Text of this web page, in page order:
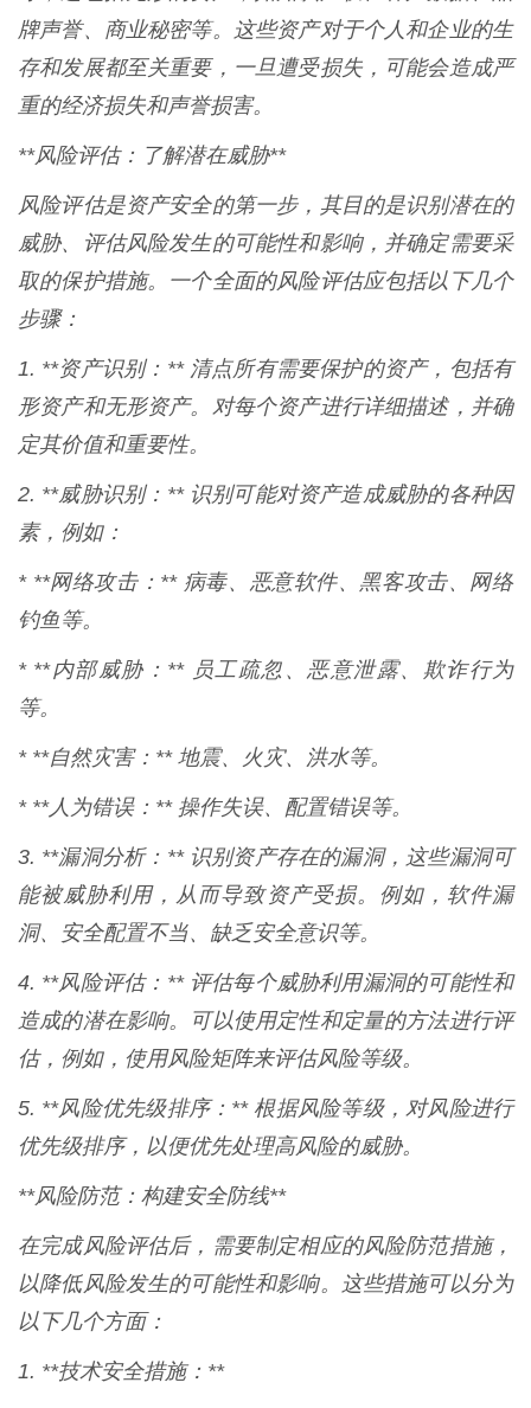
牌声誉、商业秘密等。这些资产对于个人和企业的生
存和发展都至关重要，一旦遭受损失，可能会造成严
重的经济损失和声誉损害。
**风险评估：了解潜在威胁**
风险评估是资产安全的第一步，其目的是识别潜在的
威胁、评估风险发生的可能性和影响，并确定需要采
取的保护措施。一个全面的风险评估应包括以下几个
步骤：
1. **资产识别：** 清点所有需要保护的资产，包括有
形资产和无形资产。对每个资产进行详细描述，并确
定其价值和重要性。
2. **威胁识别：** 识别可能对资产造成威胁的各种因
素，例如：
* **网络攻击：** 病毒、恶意软件、黑客攻击、网络
钓鱼等。
* **内部威胁：** 员工疏忽、恶意泄露、欺诈行为
等。
* **自然灾害：** 地震、火灾、洪水等。
* **人为错误：** 操作失误、配置错误等。
3. **漏洞分析：** 识别资产存在的漏洞，这些漏洞可
能被威胁利用，从而导致资产受损。例如，软件漏
洞、安全配置不当、缺乏安全意识等。
4. **风险评估：** 评估每个威胁利用漏洞的可能性和
造成的潜在影响。可以使用定性和定量的方法进行评
估，例如，使用风险矩阵来评估风险等级。
5. **风险优先级排序：** 根据风险等级，对风险进行
优先级排序，以便优先处理高风险的威胁。
**风险防范：构建安全防线**
在完成风险评估后，需要制定相应的风险防范措施，
以降低风险发生的可能性和影响。这些措施可以分为
以下几个方面：
1. **技术安全措施：**